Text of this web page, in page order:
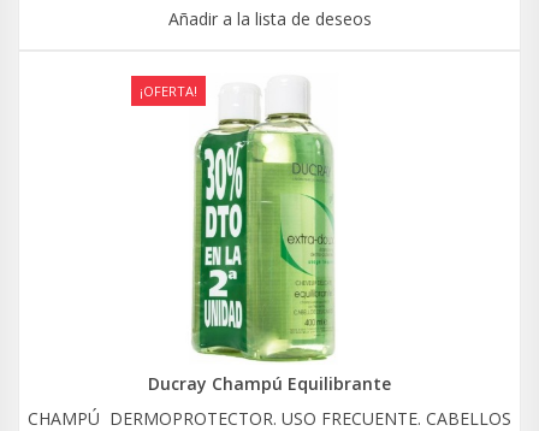
Añadir a la lista de deseos
¡OFERTA!
Ducray Champú Equilibrante
CHAMPÚ DERMOPROTECTOR. USO FRECUENTE. CABELLOS